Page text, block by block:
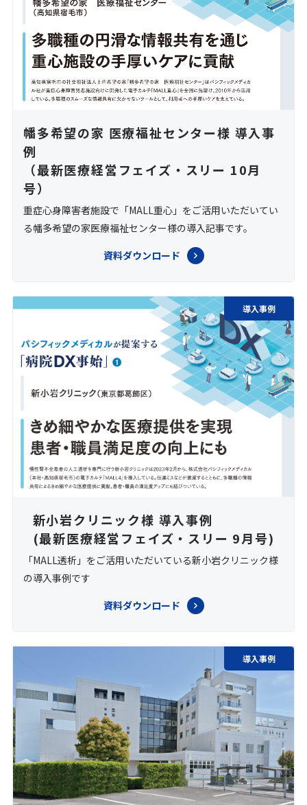
幡多希望の家 医療福祉センター様 導入事
例
（最新医療経営フェイズ・スリー 10月
号）
重症心身障害者施設で「MALL重心」をご活用いただいてい
る幡多希望の家医療福祉センター様の導入記事です。
資料ダウンロード
導入事例
新小岩クリニック様 導入事例
(最新医療経営フェイズ・スリー 9月号)
「MALL透析」をご活用いただいている新小岩クリニック様
の導入事例です
資料ダウンロード
導入事例